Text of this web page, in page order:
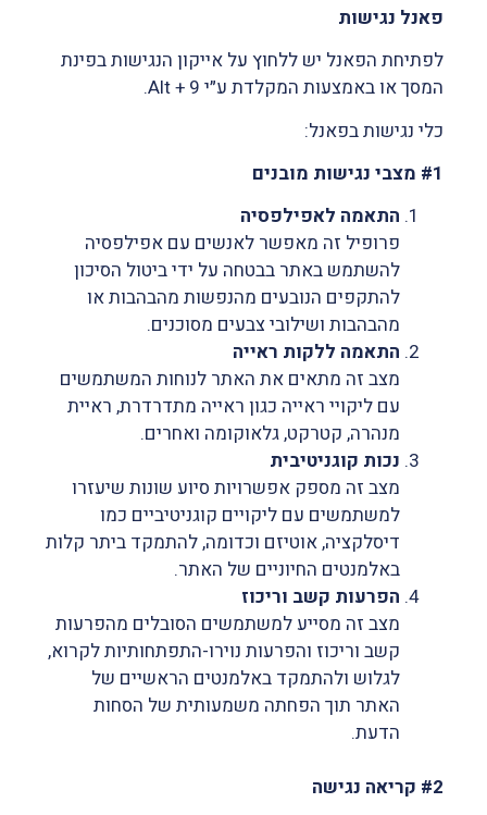
פאנל נגישות
לפתיחת הפאנל יש ללחוץ על אייקון הנגישות בפינת
המסך או באמצעות המקלדת ע״י Alt + 9.
כלי נגישות בפאנל:
#1 מצבי נגישות מובנים
התאמה לאפילפסיה
פרופיל זה מאפשר לאנשים עם אפילפסיה
להשתמש באתר בבטחה על ידי ביטול הסיכון
להתקפים הנובעים מהנפשות מהבהבות או
מהבהבות ושילובי צבעים מסוכנים.
התאמה ללקות ראייה
מצב זה מתאים את האתר לנוחות המשתמשים
עם ליקויי ראייה כגון ראייה מתדרדרת, ראיית
מנהרה, קטרקט, גלאוקומה ואחרים.
נכות קוגניטיבית
מצב זה מספק אפשרויות סיוע שונות שיעזרו
למשתמשים עם ליקויים קוגניטיביים כמו
דיסלקציה, אוטיזם וכדומה, להתמקד ביתר קלות
באלמנטים החיוניים של האתר.
הפרעות קשב וריכוז
מצב זה מסייע למשתמשים הסובלים מהפרעות
קשב וריכוז והפרעות נוירו-התפתחותיות לקרוא,
לגלוש ולהתמקד באלמנטים הראשיים של
האתר תוך הפחתה משמעותית של הסחות
הדעת.
#2 קריאה נגישה